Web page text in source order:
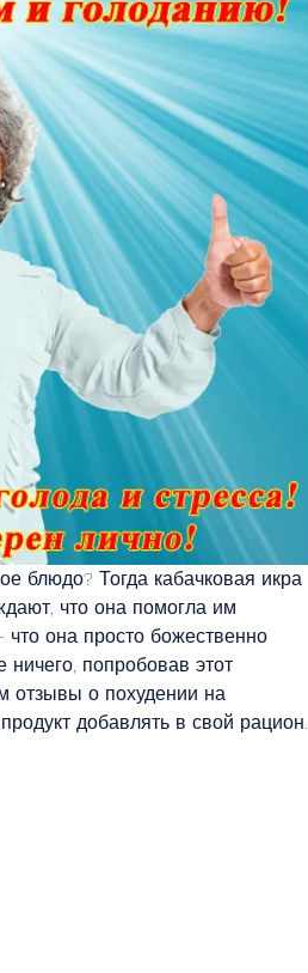
блюдо? Тогда кабачковая икра
что она помогла им
она просто божественно
попробовав этот
отзывы о похудении на
добавлять в свой рацион.